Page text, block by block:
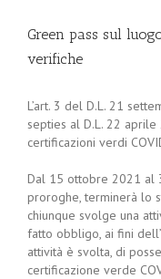
Green pass sul
verifiche
L’art. 3 del D.L. 21
septies al D.L. 22
certificazioni verdi
Dal 15 ottobre 2021 al
proroghe, terminerà lo
chiunque svolge una
fatto obbligo, ai fini
attività è svolta, di
certificazione verde